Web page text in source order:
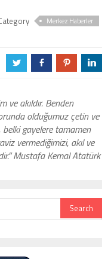
Merkez Haberler
a b d j
ve akıldır. Benden
olduğumuz çetin ve
belki gayelere tamamen
vermediğimizi, akıl ve
Mustafa Kemal Atatürk